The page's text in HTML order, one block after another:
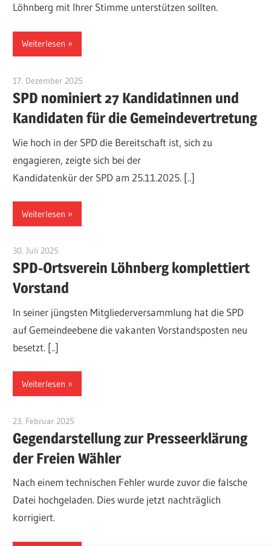
Löhnberg mit Ihrer Stimme unterstützen sollten.
Weiterlesen
17. Dezember 2025
SPD nominiert 27 Kandidatinnen und
Kandidaten für die Gemeindevertretung
Wie hoch in der SPD die Bereitschaft ist, sich zu
engagieren, zeigte sich bei der
Kandidatenkür der SPD am 25.11.2025. [..]
Weiterlesen
30. Juli 2025
SPD-Ortsverein Löhnberg komplettiert
Vorstand
In seiner jüngsten Mitgliederversammlung hat die SPD
auf Gemeindeebene die vakanten Vorstandsposten neu
besetzt. [..]
Weiterlesen
23. Februar 2025
Gegendarstellung zur Presseerklärung
der Freien Wähler
Nach einem technischen Fehler wurde zuvor die falsche
Datei hochgeladen. Dies wurde jetzt nachträglich
korrigiert.